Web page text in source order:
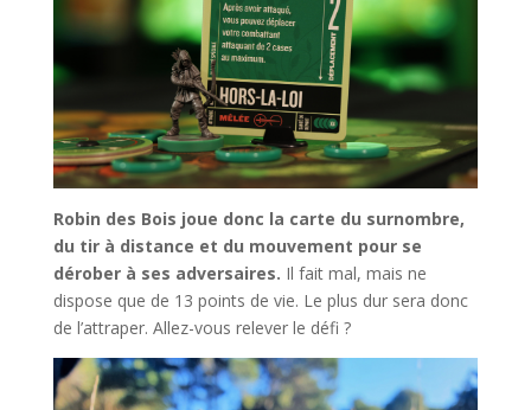
Robin des Bois joue donc la carte du surnombre,
du tir à distance et du mouvement pour se
dérober à ses adversaires. Il fait mal, mais ne
dispose que de 13 points de vie. Le plus dur sera donc
de l’attraper. Allez-vous relever le défi ?